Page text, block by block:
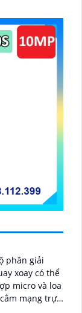
phân giải
xoay có thể
micro và loa
mạng trực